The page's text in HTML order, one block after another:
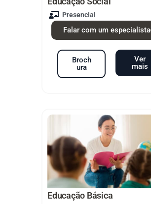
Presencial
Falar com um especialista
Broch
ura
Ver
mais
Educação Básica